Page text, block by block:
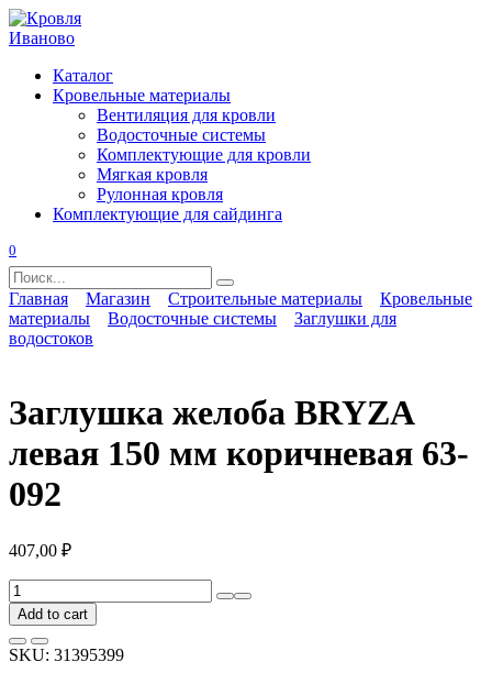
Перейти
к
Каталог
Кровельные материалы
Вентиляция для кровли
Водосточные системы
Комплектующие для кровли
Мягкая кровля
Рулонная кровля
Комплектующие для сайдинга
0
Search
for:
Главная Магазин Строительные материалы
Кровельные
материалы
Водосточные системы
Заглушки для
водостоков
Заглушка желоба BRYZA
левая 150 мм коричневая 63-
092
407,00 ₽
Заглушка
желоба
BRYZA
левая
150
Add to cart
SKU: 31395399